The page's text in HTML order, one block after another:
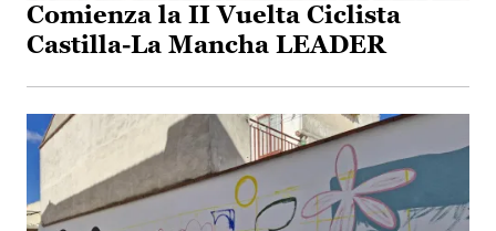
Comienza la II Vuelta Ciclista
Castilla-La Mancha LEADER